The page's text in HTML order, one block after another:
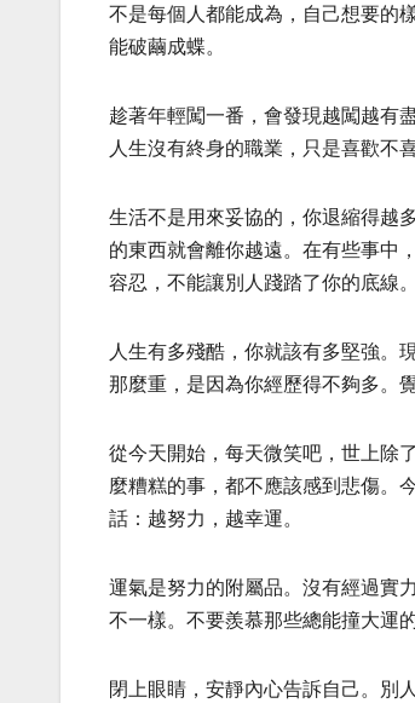
不是每個人都能成為，自己想要的
能破繭成蝶。
趁著年輕闖一番，會發現越闖越有
人生沒有終身的職業，只是喜歡不
生活不是用來妥協的，你退縮得越
的東西就會離你越遠。在有些事中
容忍，不能讓別人踐踏了你的底線。
人生有多殘酷，你就該有多堅強。
那麼重，是因為你經歷得不夠多。
從今天開始，每天微笑吧，世上除
麼糟糕的事，都不應該感到悲傷。
話：越努力，越幸運。
運氣是努力的附屬品。沒有經過實
不一樣。不要羨慕那些總能撞大運
閉上眼睛，安靜內心告訴自己。別